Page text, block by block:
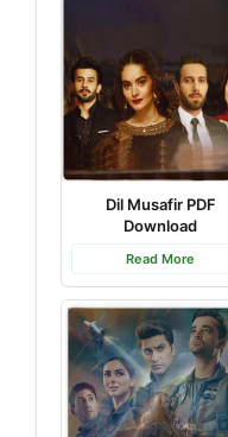
Dil Musafir PDF
Download
Read More